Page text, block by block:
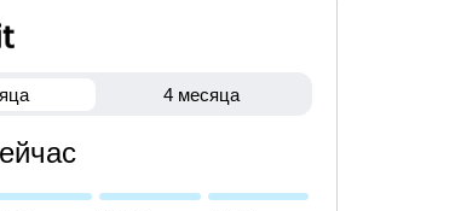
4 месяца